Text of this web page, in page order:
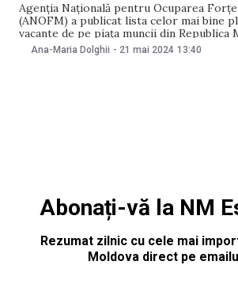
Agenția Națională pentru Ocuparea
(ANOFM) a publicat lista celor mai bine
vacante de pe piața muncii din Republica
actuală, conform declarațiilor agenților
bun salariu printre ofertele de muncă
Ana-Maria Dolghii - 21 mai 2024 13:40
Abonați-vă la NM
Rezumat zilnic cu cele mai
Moldova direct pe